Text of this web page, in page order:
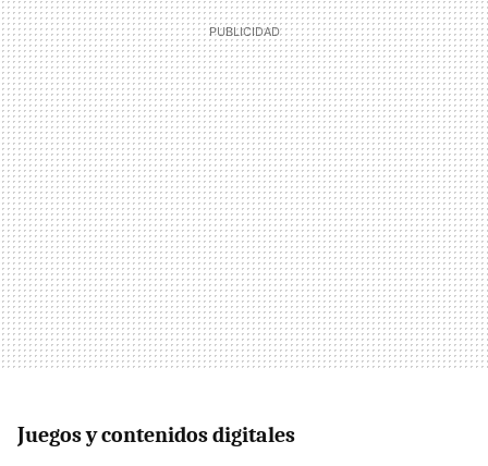
Juegos y contenidos digitales